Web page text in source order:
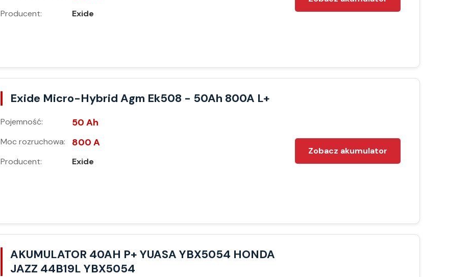
Producent: Exide
Exide Micro-Hybrid Agm Ek508 - 50Ah 800A L+
Pojemność: 50 Ah
Moc rozruchowa: 800 A
Producent: Exide
Zobacz akumulator
AKUMULATOR 40AH P+ YUASA YBX5054 HONDA
JAZZ 44B19L YBX5054